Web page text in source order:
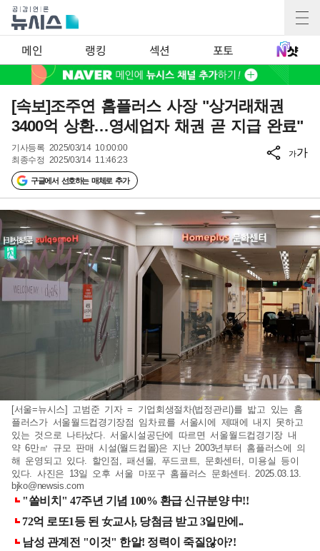
메인 랭킹 섹션 포토
[속보]조주연 홈플러스 사장 "상거래채권
3400억 상환…영세업자 채권 곧 지급 완료"
기사등록 2025/03/14 10:00:00
최종수정 2025/03/14 11:46:23
구글에서 선호하는 매체로 추가
가가
[서울=뉴시스] 고범준 기자 = 기업회생절차(법정관리)를 밟고 있는 홈
플러스가 서울월드컵경기장점 임차료를 서울시에 제때에 내지 못하고
있는 것으로 나타났다. 서울시설공단에 따르면 서울월드컵경기장 내
약 6만㎡ 규모 판매 시설(월드컵몰)은 지난 2003년부터 홈플러스에 의
해 운영되고 있다. 할인점, 패션몰, 푸드코트, 문화센터, 미용실 등이
있다. 사진은 13일 오후 서울 마포구 홈플러스 문화센터. 2025.03.13.
bjko@newsis.com